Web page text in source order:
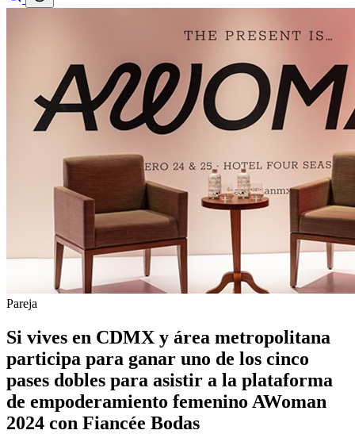
Pareja
Si vives en CDMX y área metropolitana
participa para ganar uno de los cinco
pases dobles para asistir a la plataforma
de empoderamiento femenino AWoman
2024 con Fiancée Bodas